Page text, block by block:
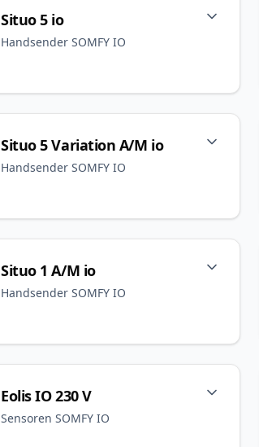
Situo 5 io
Handsender SOMFY IO
Situo 5 Variation A/M io
Handsender SOMFY IO
Situo 1 A/M io
Handsender SOMFY IO
Eolis IO 230 V
Sensoren SOMFY IO